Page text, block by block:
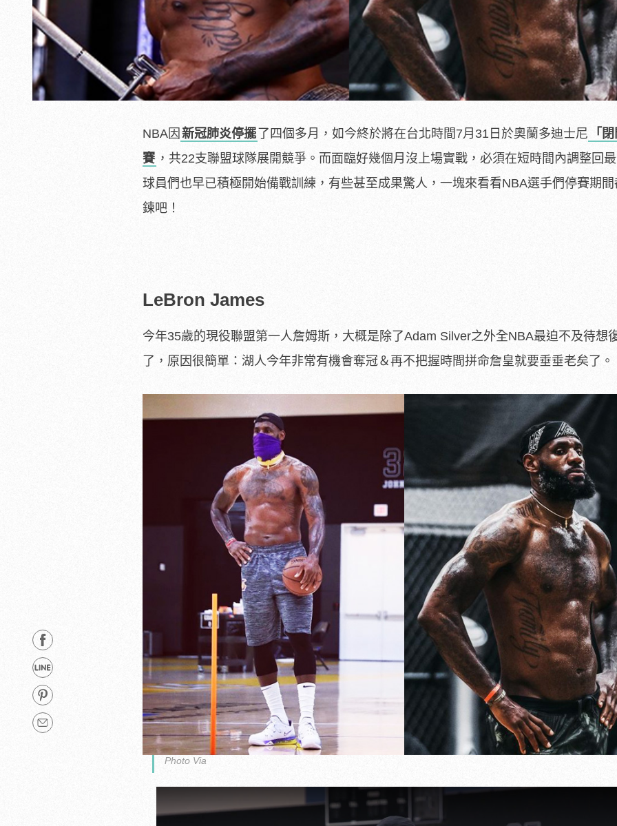
NBA因 新冠肺炎停擺了四個多月，如今終於將在台北時間7月31日於奧蘭多迪士尼
「
賽 ，共22支聯盟球隊展開競爭。而面臨好幾個月沒上場實戰，必須在短時間內調整回
球員們也早已積極開始備戰訓練，有些甚至成果驚人，一塊來看看NBA選手們停賽期
鍊吧！
LeBron James
今年35歲的現役聯盟第一人詹姆斯，大概是除了Adam Silver之外全NBA最迫不及待想
了，原因很簡單：湖人今年非常有機會奪冠＆再不把握時間拼命詹皇就要垂垂老矣了。
Photo Via